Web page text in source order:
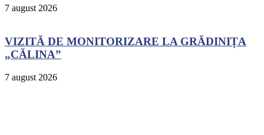
7 august 2026
VIZITĂ DE MONITORIZARE LA GRĂDINIȚA
„CĂLINA”
7 august 2026